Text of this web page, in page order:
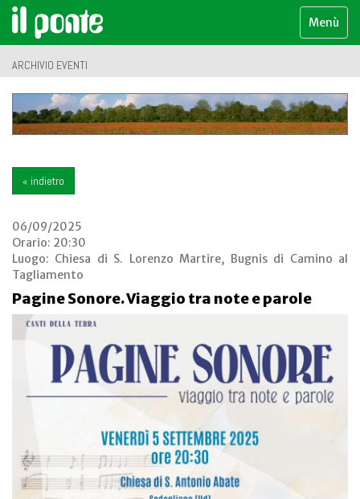
Menù
ARCHIVIO EVENTI
« indietro
06/09/2025
Orario: 20:30
Luogo: Chiesa di S. Lorenzo Martire, Bugnis di Camino al
Tagliamento
Pagine Sonore. Viaggio tra note e parole